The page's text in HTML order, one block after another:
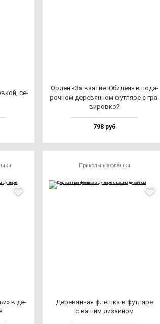
се­
Орден «За взя­тие Юби­лея» в по­да­
роч­ном де­ре­вян­ном фут­ля­ре с гра­
ви­ров­кой
798 руб
в де­
Прикольные флешки
Дере­вян­ная флеш­ка в фут­ля­ре
с ва­шим ди­зай­ном